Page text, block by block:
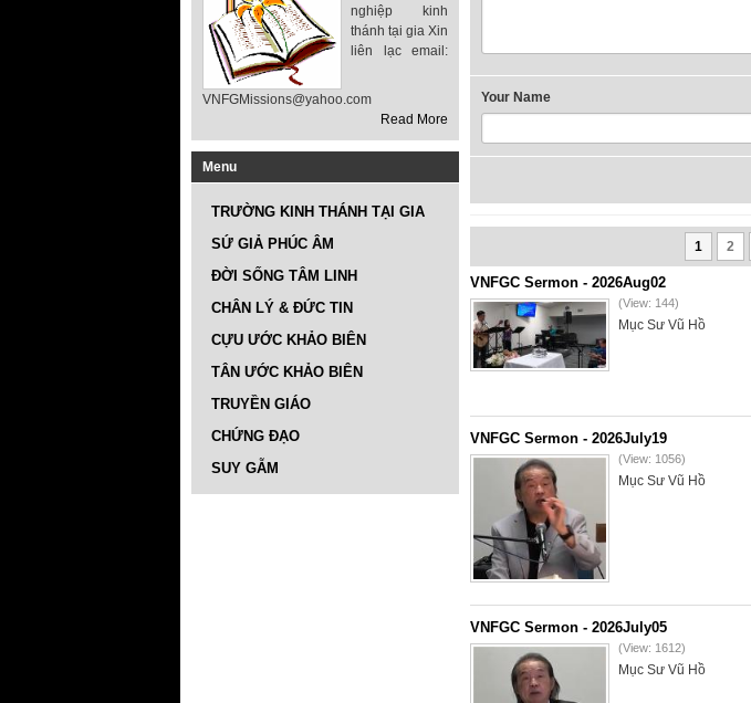
nghiệp kinh
thánh tại gia Xin
liên lạc email:
VNFGMissions@yahoo.com
Read More
Menu
TRƯỜNG KINH THÁNH TẠI GIA
SỨ GIẢ PHÚC ÂM
ĐỜI SỐNG TÂM LINH
CHÂN LÝ & ĐỨC TIN
CỰU ƯỚC KHẢO BIÊN
TÂN ƯỚC KHẢO BIÊN
TRUYỀN GIÁO
CHỨNG ĐẠO
SUY GẪM
Your Name
1 2
VNFGC Sermon - 2026Aug02
(View: 144)
Mục Sư Vũ Hồ
VNFGC Sermon - 2026July19
(View: 1056)
Mục Sư Vũ Hồ
VNFGC Sermon - 2026July05
(View: 1612)
Mục Sư Vũ Hồ